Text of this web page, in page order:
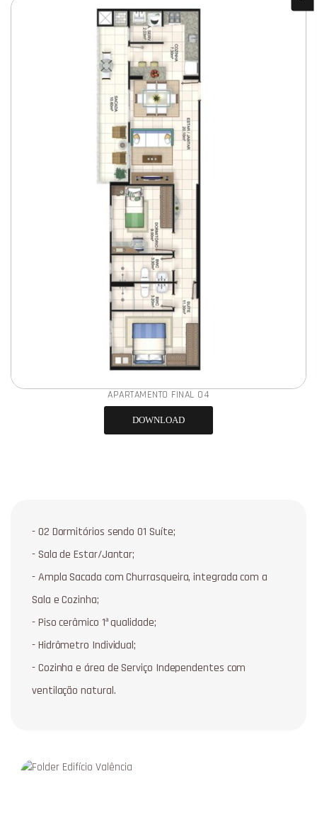
APARTAMENTO FINAL 04
DOWNLOAD
- 02 Dormitórios sendo 01 Suíte;
- Sala de Estar/Jantar;
- Ampla Sacada com Churrasqueira, integrada com a
Sala e Cozinha;
- Piso cerâmico 1ª qualidade;
- Hidrômetro Individual;
- Cozinha e área de Serviço Independentes com
ventilação natural.